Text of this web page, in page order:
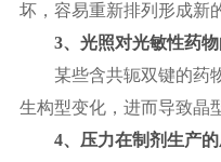
坏，容易重新排列形成新
3、光照对光敏性药
某些含共轭双键的药
生构型变化，进而导致晶
4、压力在制剂生产